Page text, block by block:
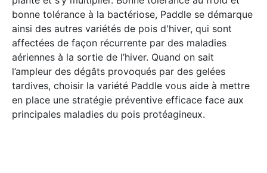
bonne tolérance à la bactériose, Paddle se démarque
ainsi des autres variétés de pois d'hiver, qui sont
affectées de façon récurrente par des maladies
aériennes à la sortie de l’hiver. Quand on sait
l’ampleur des dégâts provoqués par des gelées
tardives, choisir la variété Paddle vous aide à mettre
en place une stratégie préventive efficace face aux
principales maladies du pois protéagineux.